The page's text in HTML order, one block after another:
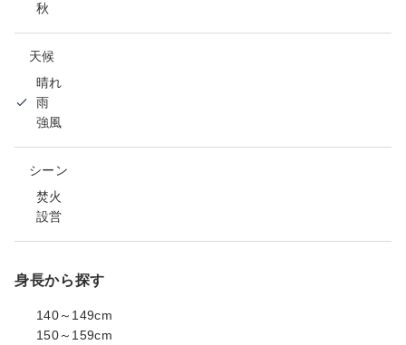
秋
天候
晴れ
雨
強風
シーン
焚火
設営
身長から探す
140～149cm
150～159cm